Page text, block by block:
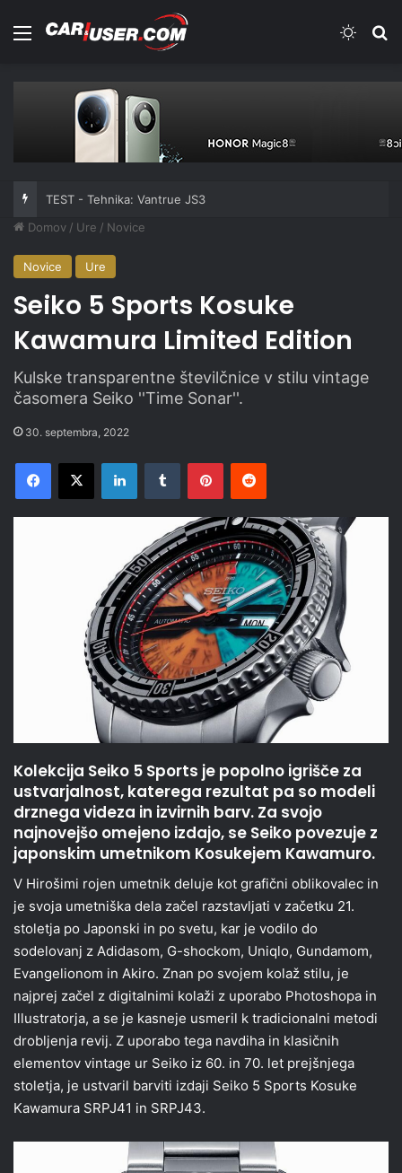
Meni
TEST - Tehnika: Vantrue JS3
Domov / Ure / Novice
Novice Ure
Seiko 5 Sports Kosuke
Kawamura Limited Edition
Kulske transparentne številčnice v stilu vintage
časomera Seiko ''Time Sonar''.
30. septembra, 2022
Facebook
X LinkedInTumblr PinterestReddit
Kolekcija Seiko 5 Sports je popolno igrišče za
ustvarjalnost, katerega rezultat pa so modeli
drznega videza in izvirnih barv. Za svojo
najnovejšo omejeno izdajo, se Seiko povezuje z
japonskim umetnikom Kosukejem Kawamuro.
V Hirošimi rojen umetnik deluje kot grafični oblikovalec in
je svoja umetniška dela začel razstavljati v začetku 21.
stoletja po Japonski in po svetu, kar je vodilo do
sodelovanj z Adidasom, G-shockom, Uniqlo, Gundamom,
Evangelionom in Akiro. Znan po svojem kolaž stilu, je
najprej začel z digitalnimi kolaži z uporabo Photoshopa in
Illustratorja, a se je kasneje usmeril k tradicionalni metodi
drobljenja revij. Z uporabo tega navdiha in klasičnih
elementov vintage ur Seiko iz 60. in 70. let prejšnjega
stoletja, je ustvaril barviti izdaji Seiko 5 Sports Kosuke
Kawamura SRPJ41 in SRPJ43.